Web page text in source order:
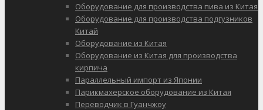
Оборудование для производства пива из Китая
Оборудование для производства подгузников
Китай
Оборудование из Китая
Оборудование из Китая для производства
кирпича
Параллельный импорт из Японии
Парикмахерское оборудование из Китая
Переводчик в Гуанчжоу